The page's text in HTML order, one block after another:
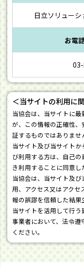
日立ソリュー
お電
03-
＜当サイトの利用に
当協会は、当サイトに
が、この情報の正確性
証するものではありませ
当サイト及び当サイト
び利用する方は、自己
き利用することに同意し
当協会は、当サイト及
用、アクセス又はアク
報の誤謬を信頼した結果
当サイトを活用して行
事業者において、法令
ください。